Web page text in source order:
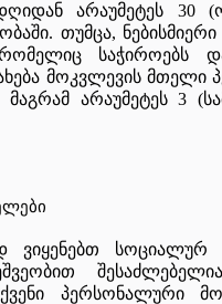
არაუმეტეს 30
თუმცა, ნებისმიერი
საჭიროებს
მოკვლევის მთელი
მაგრამ არაუმეტეს 3
ვიყენებთ სოციალურ
პერსონალური